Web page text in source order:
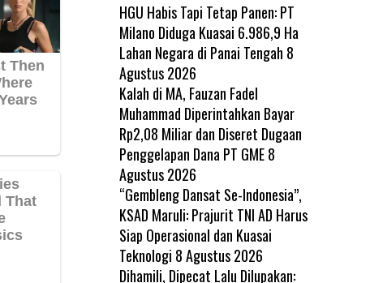
HGU Habis Tapi Tetap Panen: PT
Milano Diduga Kuasai 6.986,9 Ha
Lahan Negara di Panai Tengah 8
Agustus 2026
Kalah di MA, Fauzan Fadel
Muhammad Diperintahkan Bayar
Rp2,08 Miliar dan Diseret Dugaan
Penggelapan Dana PT GME 8
Agustus 2026
“Gembleng Dansat Se-Indonesia”,
KSAD Maruli: Prajurit TNI AD Harus
Siap Operasional dan Kuasai
Teknologi 8 Agustus 2026
Dihamili, Dipecat Lalu Dilupakan: